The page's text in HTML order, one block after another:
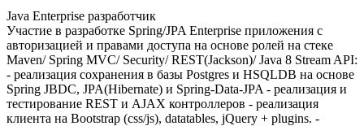
Java Enterprise разработчик
Участие в разработке Spring/JPA Enterprise приложения c
авторизацией и правами доступа на основе ролей на стеке
Maven/ Spring MVC/ Security/ REST(Jackson)/ Java 8 Stream API:
- реализация сохранения в базы Postgres и HSQLDB на основе
Spring JBDC, JPA(Hibernate) и Spring-Data-JPA - реализация и
тестирование REST и AJAX контроллеров - реализация
клиента на Bootstrap (css/js), datatables, jQuery + plugins. -